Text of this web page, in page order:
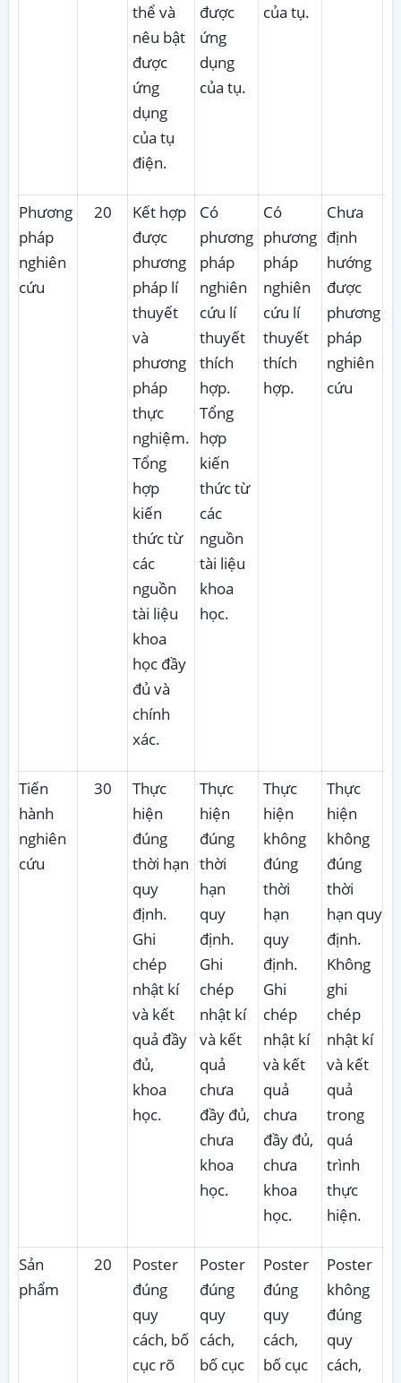
thể và
nêu bật
được
ứng
dụng
của tụ
điện.
được
ứng
dụng
của tụ.
của tụ.
Phương
pháp
nghiên
cứu
20
Kết hợp
được
phương
pháp lí
thuyết
và
phương
pháp
thực
nghiệm.
Tổng
hợp
kiến
thức từ
các
nguồn
tài liệu
khoa
học đầy
đủ và
chính
xác.
Có
phương
pháp
nghiên
cứu lí
thuyết
thích
hợp.
Tổng
hợp
kiến
thức từ
các
nguồn
tài liệu
khoa
học.
Có
phương
pháp
nghiên
cứu lí
thuyết
thích
hợp.
Chưa
định
hướng
được
phương
pháp
nghiên
cứu
Tiến
hành
nghiên
cứu
30
Thực
hiện
đúng
thời hạn
quy
định.
Ghi
chép
nhật kí
và kết
quả đầy
đủ,
khoa
học.
Thực
hiện
đúng
thời
hạn
quy
định.
Ghi
chép
nhật kí
và kết
quả
chưa
đầy đủ,
chưa
khoa
học.
Thực
hiện
không
đúng
thời
hạn
quy
định.
Ghi
chép
nhật kí
và kết
quả
chưa
đầy đủ,
chưa
khoa
học.
Thực
hiện
không
đúng
thời
hạn quy
định.
Không
ghi
chép
nhật kí
và kết
quả
trong
quá
trình
thực
hiện.
Sản
phẩm
20
Poster
đúng
quy
cách, bố
cục rõ
Poster
đúng
quy
cách,
bố cục
Poster
đúng
quy
cách,
bố cục
Poster
không
đúng
quy
cách,